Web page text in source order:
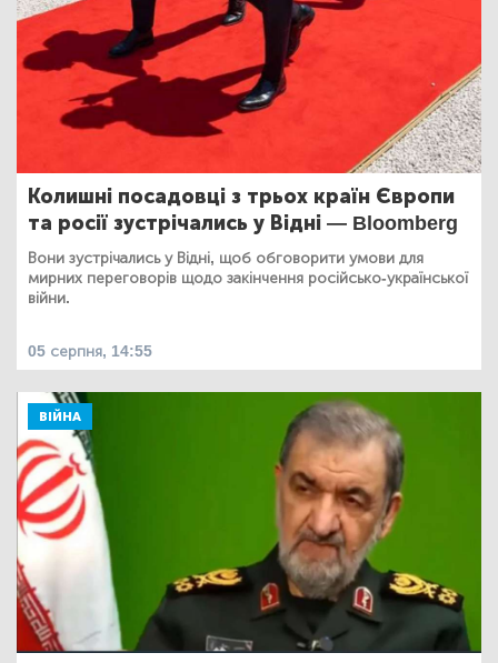
Колишні посадовці з трьох країн Європи
та росії зустрічались у Відні — Bloomberg
Вони зустрічались у Відні, щоб обговорити умови для
мирних переговорів щодо закінчення російсько-української
війни.
05 серпня, 14:55
ВІЙНА